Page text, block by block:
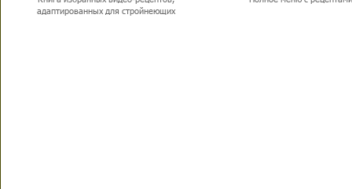
адаптированных для стройнеющих